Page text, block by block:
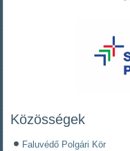
Közösségek
Faluvédő Polgári Kör